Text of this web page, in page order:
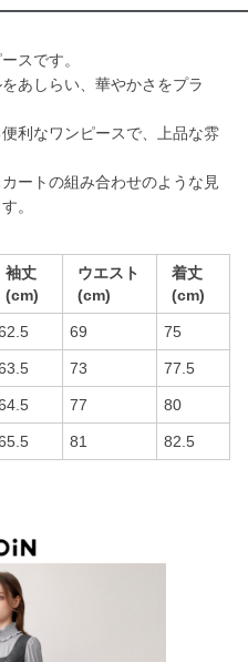
スです。
あしらい、華やかさをプラ
利なワンピースで、上品な雰
ートの組み合わせのような見
。
袖丈
(cm)
ウエスト
(cm)
着丈
(cm)
69 75
73 77.5
77 80
81 82.5